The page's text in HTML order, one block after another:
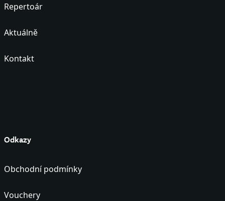
Repertoár
Aktuálně
Kontakt
Odkazy
Obchodní podmínky
Vouchery